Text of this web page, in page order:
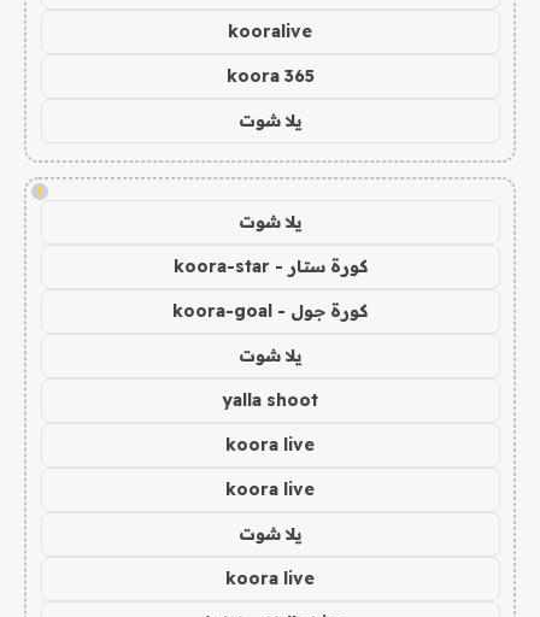
kooralive
koora 365
يلا شوت
!
يلا شوت
كورة ستار - koora-star
كورة جول - koora-goal
يلا شوت
yalla shoot
koora live
koora live
يلا شوت
koora live